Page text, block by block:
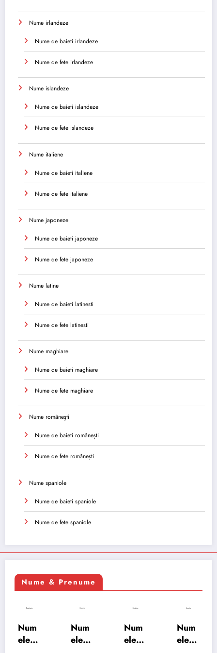
Nume irlandeze
Nume de baieti irlandeze
Nume de fete irlandeze
Nume islandeze
Nume de baieti islandeze
Nume de fete islandeze
Nume italiene
Nume de baieti italiene
Nume de fete italiene
Nume japoneze
Nume de baieti japoneze
Nume de fete japoneze
Nume latine
Nume de baieti latinesti
Nume de fete latinesti
Nume maghiare
Nume de baieti maghiare
Nume de fete maghiare
Nume românești
Nume de baieti românești
Nume de fete românești
Nume spaniole
Nume de baieti spaniole
Nume de fete spaniole
Nume & Prenume
Num
ele
Num
ele
Num
ele
Num
ele